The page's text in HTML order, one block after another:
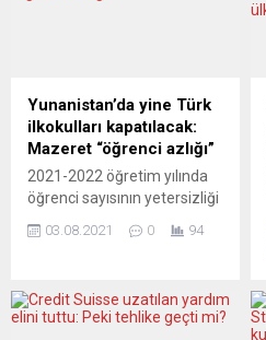
basını grevcilerden yana
gözüküyor.REPUBLİCA.RO
(Romanya)Iohannis tam bir
hayal kırıklığıYazar Radu
Vancu, verilen...
Yunanistan’da yine Türk
ilkokulları kapatılacak:
Mazeret “öğrenci azlığı”
2021-2022 öğretim yılında
öğrenci sayısının yetersizliği
Türk toplumuna ait 12 Türk
Boyu Öğrenim ve Din İşleri
Bakanlığı’nın açıklamasına
03.08.2021 0 94